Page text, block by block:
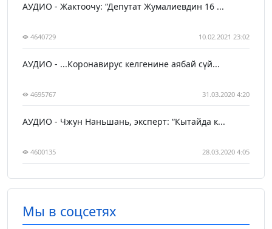
АУДИО - Жактоочу: “Депутат Жумалиевдин 16 ...
4640729 10.02.2021 23:02
АУДИО - ...Коронавирус келгенине аябай сүй...
4695767 31.03.2020 4:20
АУДИО - Чжун Наньшань, эксперт: “Кытайда к...
4600135 28.03.2020 4:05
Мы в соцсетях